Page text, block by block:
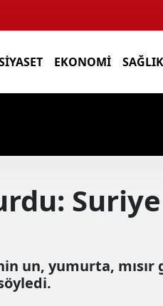
EKONOMI SAĞLIK
un, yumurta,